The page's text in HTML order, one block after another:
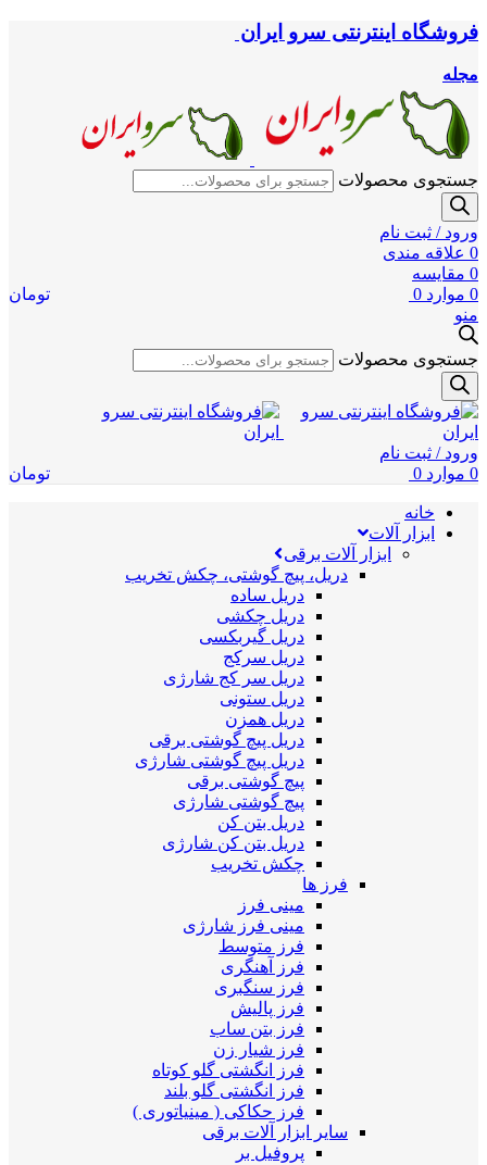
فروشگاه اینترنتی سرو ایران
مجله
جستجوی محصولات
ورود / ثبت نام
0 علاقه مندی
0 مقایسه
0 موارد 0
تومان
منو
جستجوی محصولات
ورود / ثبت نام
0 موارد 0 تومان
خانه
ابزار آلات
ابزار آلات برقی
دریل، پیچ گوشتی، چکش تخریب
دریل ساده
دریل چکشی
دریل گیربکسی
دریل سرکج
دریل سر کج شارژی
دریل ستونی
دریل همزن
دریل پیچ گوشتی برقی
دریل پیچ گوشتی شارژی
پیچ گوشتی برقی
پیچ گوشتی شارژی
دریل بتن کن
دریل بتن کن شارژی
چکش تخریب
فرز ها
مینی فرز
مینی فرز شارژی
فرز متوسط
فرز آهنگری
فرز سنگبری
فرز پالیش
فرز بتن ساب
فرز شیار زن
فرز انگشتی گلو کوتاه
فرز انگشتی گلو بلند
فرز حکاکی ( مینیاتوری )
سایر ابزار آلات برقی
پروفیل بر